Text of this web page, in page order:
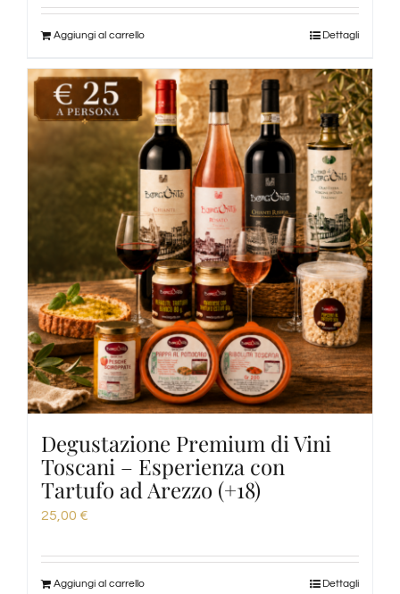
Aggiungi al carrello Dettagli
Degustazione Premium di Vini
Toscani – Esperienza con
Tartufo ad Arezzo (+18)
25,00 €
Aggiungi al carrello Dettagli